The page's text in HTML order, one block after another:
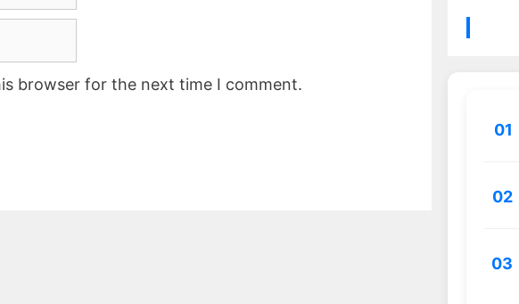
browser for the next time I comment.